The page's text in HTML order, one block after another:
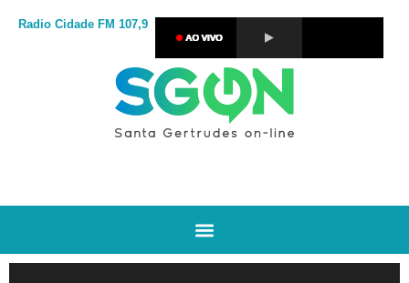
Radio Cidade FM 107,9